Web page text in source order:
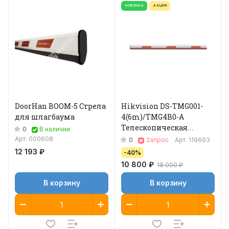
DoorHan BOOM-5 Стрела
для шлагбаума
0
В наличии
Арт. 000608
12 193 ₽
В корзину
НОВИНКА АКЦИЯ
Hikvision DS-TMG001-
4(6m)/TMG4B0-A
Телескопическая
прямая стрела 6м
0 Запрос Арт. 119693
-40%
10 800 ₽ 18 000 ₽
В корзину